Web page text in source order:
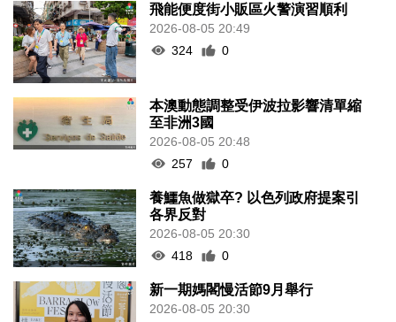
飛能便度街小販區火警演習順利
2026-08-05 20:49
324
0
本澳動態調整受伊波拉影響清單縮
至非洲3國
2026-08-05 20:48
257
0
養鱷魚做獄卒? 以色列政府提案引
各界反對
2026-08-05 20:30
418
0
新一期媽閣慢活節9月舉行
2026-08-05 20:30